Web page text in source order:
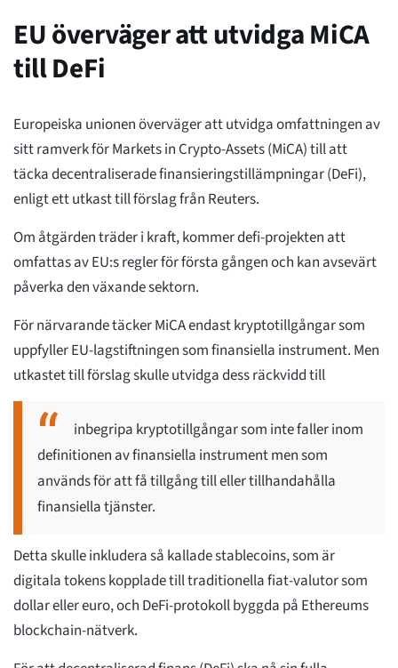
EU överväger att utvidga MiCA
till DeFi
Europeiska unionen överväger att utvidga omfattningen av
sitt ramverk för Markets in Crypto-Assets (MiCA) till att
täcka decentraliserade finansieringstillämpningar (DeFi),
enligt ett utkast till förslag från Reuters.
Om åtgärden träder i kraft, kommer defi-projekten att
omfattas av EU:s regler för första gången och kan avsevärt
påverka den växande sektorn.
För närvarande täcker MiCA endast kryptotillgångar som
uppfyller EU-lagstiftningen som finansiella instrument. Men
utkastet till förslag skulle utvidga dess räckvidd till
inbegripa kryptotillgångar som inte faller inom
definitionen av finansiella instrument men som
används för att få tillgång till eller tillhandahålla
finansiella tjänster.
Detta skulle inkludera så kallade stablecoins, som är
digitala tokens kopplade till traditionella fiat-valutor som
dollar eller euro, och DeFi-protokoll byggda på Ethereums
blockchain-nätverk.